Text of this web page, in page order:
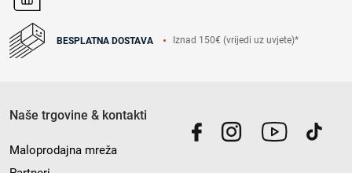
BESPLATNA DOSTAVA Iznad 150€ (vrijedi uz uvjete)*
Naše trgovine & kontakti
Maloprodajna mreža